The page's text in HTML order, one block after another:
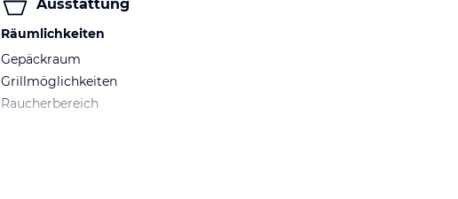
Ausstattung
Räumlichkeiten
Gepäckraum
Grillmöglichkeiten
Raucherbereich